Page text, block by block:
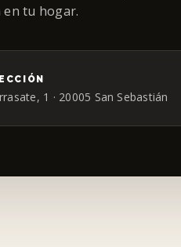
en tu hogar.
1 · 20005 San Sebastián